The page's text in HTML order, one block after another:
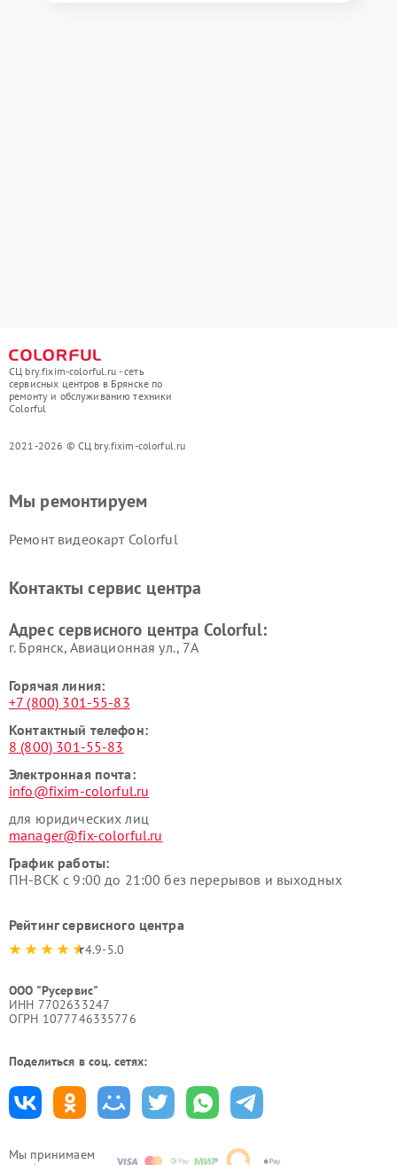
СЦ bry.fixim-colorful.ru - сеть
сервисных центров в Брянске по
ремонту и обслуживанию техники
Colorful
2021-2026 © СЦ bry.fixim-colorful.ru
Мы принимаем
Мы ремонтируем
Ремонт видеокарт Colorful
Контакты сервис центра
Адрес сервисного центра Colorful:
г. Брянск, Авиационная ул., 7А
Горячая линия:
+7 (800) 301-55-83
Контактный телефон:
8 (800) 301-55-83
Электронная почта:
info@fixim-colorful.ru
для юридических лиц
manager@fix-colorful.ru
График работы:
ПН-ВСК с 9:00 до 21:00 без перерывов и выходных
Рейтинг сервисного центра
4.9-5.0
ООО "Русервис"
ИНН 7702633247
ОГРН 1077746335776
Поделиться в соц. сетях: